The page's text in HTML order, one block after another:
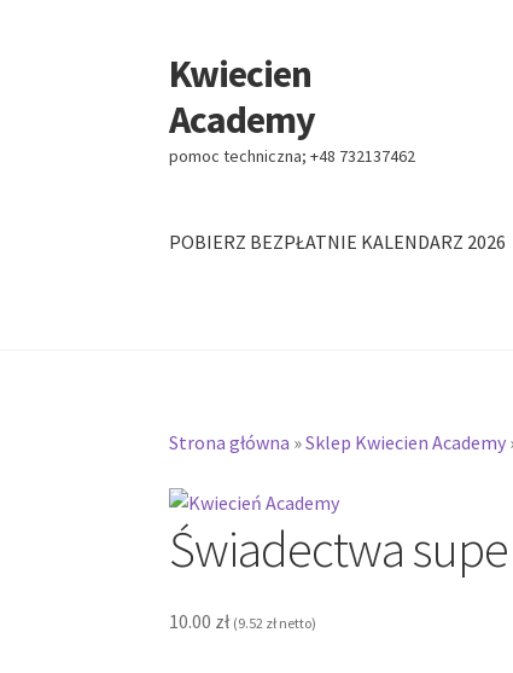
Przejdź
do
nawigacji
Przejdź
do
treści
Kwiecien
Academy
pomoc techniczna; +48 732137462
POBIERZ BEZPŁATNIE KALENDARZ 2026
Strona główna »Sklep Kwiecien Academy
Świadectwa
10.00 zł (9.52 zł netto)